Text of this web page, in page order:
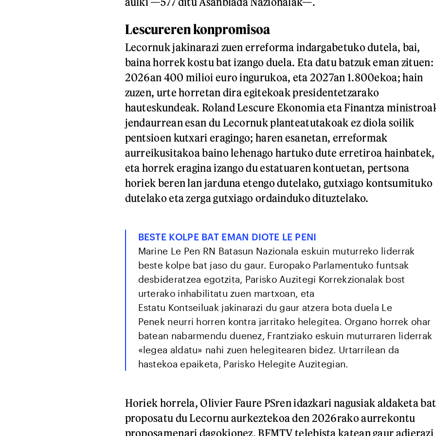
Lescureren konpromisoa
Lecornuk jakinarazi zuen erreforma indargabetuko dutela, bai,
baina horrek kostu bat izango duela. Eta datu batzuk eman zituen:
2026an 400 milioi euro ingurukoa, eta 2027an 1.800ekoa; hain
zuzen, urte horretan dira egitekoak presidentetzarako
hauteskundeak. Roland Lescure Ekonomia eta Finantza
jendaurrean esan du Lecornuk planteatutakoak ez diola soilik
pentsioen kutxari eragingo; haren esanetan, erreformak
aurreikusitakoa baino lehenago hartuko dute erretiroa hainbatek,
eta horrek eragina izango du estatuaren kontuetan, pertsona
horiek beren lan jarduna etengo dutelako, gutxiago kontsumituko
dutelako eta zerga gutxiago ordainduko dituztelako.
BESTE KOLPE BAT EMAN DIOTE LE PENI
Marine Le Pen RN Batasun Nazionala eskuin muturreko liderrak
beste kolpe bat jaso du gaur. Europako Parlamentuko funtsak
desbideratzea egotzita, Parisko Auzitegi Korrekzionalak bost
urterako inhabilitatu zuen martxoan, eta
Estatu Kontseiluak jakinarazi du gaur atzera bota duela Le
Penek neurri horren kontra jarritako helegitea. Organo horrek ohar
batean nabarmendu duenez, Frantziako eskuin muturraren liderrak
«legea aldatu» nahi zuen helegitearen bidez. Urtarrilean da
hastekoa epaiketa, Parisko Helegite Auzitegian.
Horiek horrela, Olivier Faure PSren idazkari nagusiak aldaketa bat
proposatu du Lecornu aurkeztekoa den 2026rako aurrekontu
proposamenari dagokionez. BFMTV telebista katean gaur adierazi